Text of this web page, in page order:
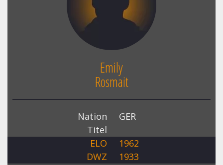
Emily
Rosmait
Nation
GER
Titel
ELO
1962
DWZ
1933